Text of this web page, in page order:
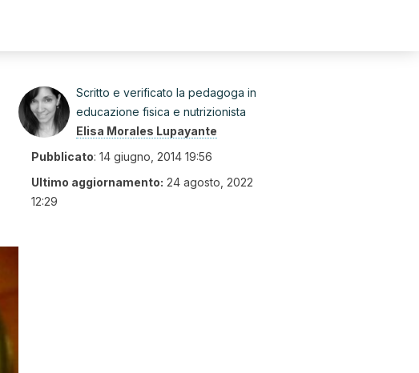
Scritto e verificato la pedagoga in
educazione fisica e nutrizionista
Elisa Morales Lupayante
Pubblicato: 14 giugno, 2014 19:56
Ultimo aggiornamento: 24 agosto, 2022
12:29